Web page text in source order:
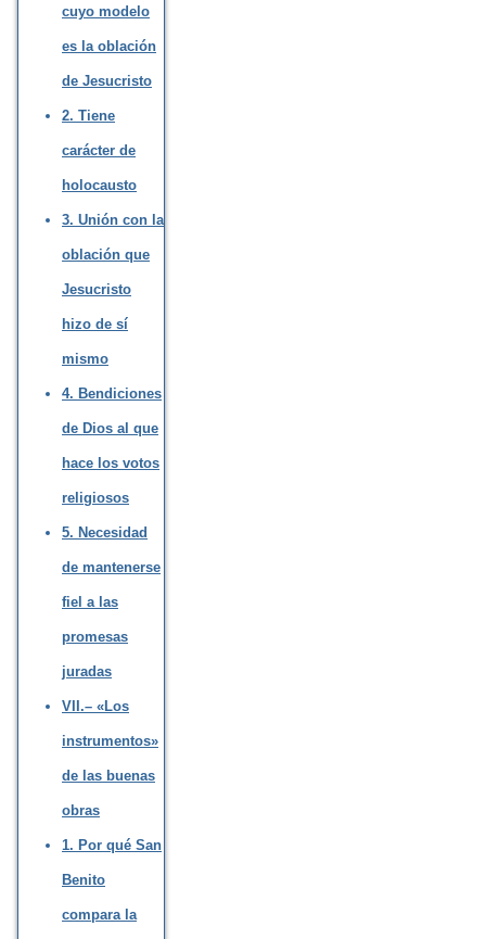
cuyo modelo
es la oblación
de Jesucristo
2. Tiene
carácter de
holocausto
3. Unión con la
oblación que
Jesucristo
hizo de sí
mismo
4. Bendiciones
de Dios al que
hace los votos
religiosos
5. Necesidad
de mantenerse
fiel a las
promesas
juradas
VII.– «Los
instrumentos»
de las buenas
obras
1. Por qué San
Benito
compara la